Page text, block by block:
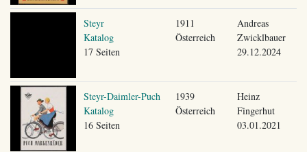
Steyr
Katalog
17 Seiten
1911
Österreich
Andreas
Zwicklbauer
29.12.2024
Steyr-Daimler-Puch
Katalog
16 Seiten
1939
Österreich
Heinz
Fingerhut
03.01.2021